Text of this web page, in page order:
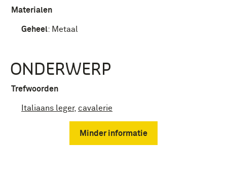
Materialen
Geheel: Metaal
ONDERWERP
Trefwoorden
Italiaans leger, cavalerie
Minder informatie